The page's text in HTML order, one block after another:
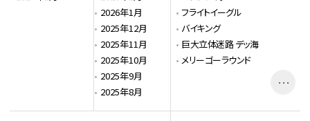
2026年1月
2025年12月
2025年11月
2025年10月
2025年9月
2025年8月
フライトイーグル
バイキング
巨大立体迷路 デッ海
メリーゴーラウンド
パラダイスクルーズ
…